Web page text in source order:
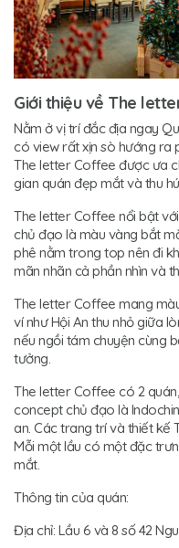
Giới thiệu về The
Nằm ở vị trí đắc địa ngay
có view rất xịn sò hướng ra
The letter Coffee được ưa
gian quán đẹp mắt và thu
The letter Coffee nổi bật
chủ đạo là màu vàng bắt
phê nằm trong top nên đi
mãn nhãn cả phần nhìn và
The letter Coffee mang
ví như Hội An thu nhỏ giữa
nếu ngồi tám chuyện cùng
tưởng.
The letter Coffee có 2
concept chủ đạo là
an. Các trang trí và thiết kế
Mỗi một lầu có một đặc
mắt.
Thông tin của quán:
Địa chỉ: Lầu 6 và 8 số 42